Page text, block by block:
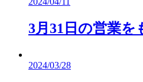
3月31日の営業
2024/03/28